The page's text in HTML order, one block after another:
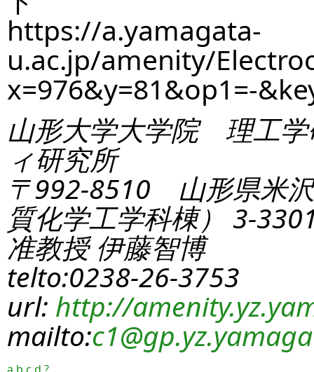
https://a.yamagata-
u.ac.jp/amenity/
x=976&y=81&op1=-
山形大学大学院 理工学
ィ研究所
〒992-8510 山形県米
質化学工学科棟） 3-
准教授 伊藤智博
telto:0238-26-3753
url: http://
mailto:c1